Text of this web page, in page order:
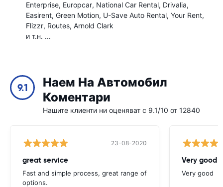
Enterprise Europcar National Car Rental Drivalia
Easirent Green Motion U-Save Auto Rental Your Rent
Flizzr Routes Arnold Clark
и т.н. ...
9.1
Наем На Автомобил
Коментари
Нашите клиенти ни оценяват с 9.1/10 от 12840
23-08-2020
great service
Fast and simple process, great range of
options.
Very good
Very good